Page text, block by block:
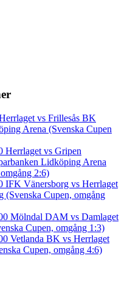
vs Frillesås BK
Arena (Svenska Cupen
Herrlaget vs Gripen
Lidköping Arena
2:6)
IFK Vänersborg vs Herrlaget
(Svenska Cupen, omgång
Mölndal DAM vs Damlaget
Cupen, omgång 1:3)
Vetlanda BK vs Herrlaget
Cupen, omgång 4:6)